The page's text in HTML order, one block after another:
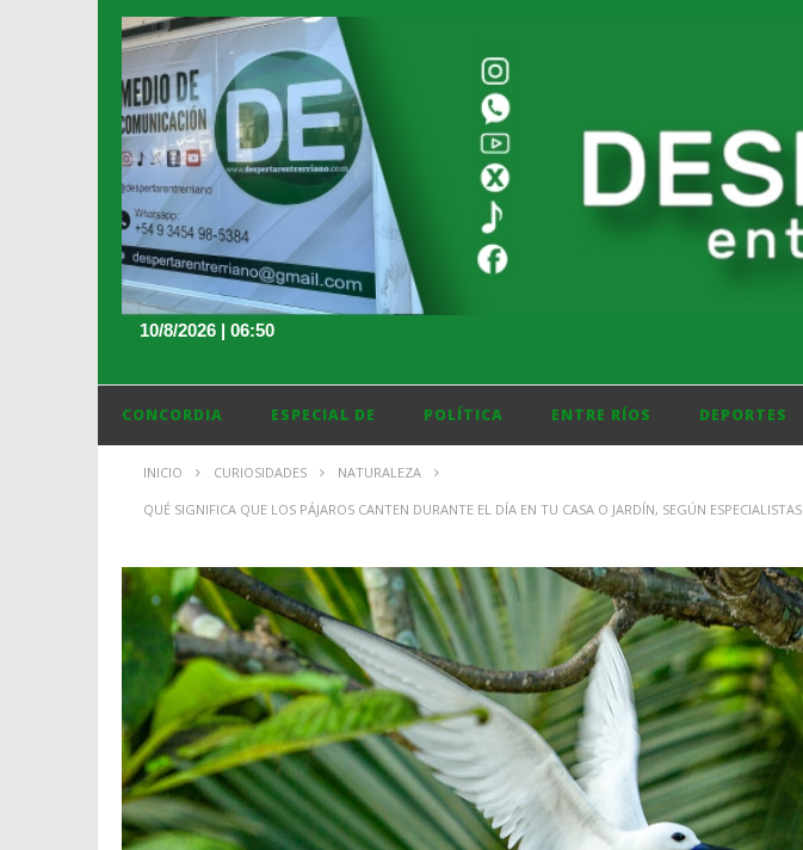
10/8/2026 | 06:50
CONCORDIA ESPECIAL DE POLÍTICA ENTRE RÍOS DEPORTES
INICIO CURIOSIDADES NATURALEZA
QUÉ SIGNIFICA QUE LOS PÁJAROS CANTEN DURANTE EL DÍA EN TU CASA O JARDÍN, SEGÚN ESPECIALISTAS